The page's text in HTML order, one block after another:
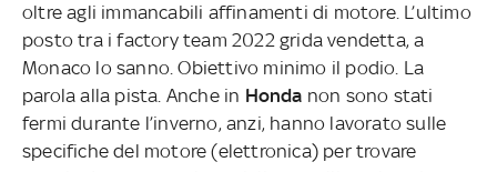
oltre agli immancabili affinamenti di motore. L’ultimo
posto tra i factory team 2022 grida vendetta, a
Monaco lo sanno. Obiettivo minimo il podio. La
parola alla pista. Anche in Honda non sono stati
fermi durante l’inverno, anzi, hanno lavorato sulle
specifiche del motore (elettronica) per trovare